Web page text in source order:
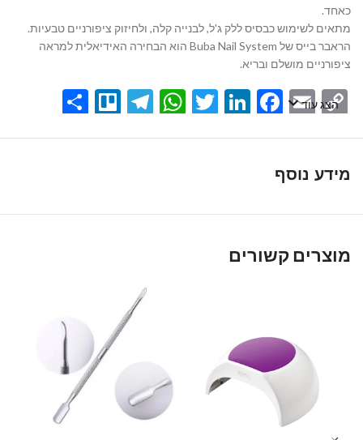
כאחד.
מתאים לשימוש כבסיס ללק ג'ל, לבנייה קלה, ולחיזוק ציפורניים טבעיות.
הראבר בייס של Buba Nail System הוא הבחירה האידיאלית למראה
ציפורניים מושלם ובריא.
Copy
Email
Facebook
LinkedIn
Twitter
WhatsApp
Telegram
Trello הצג עוד
מידע נוסף
מוצרים קשורים